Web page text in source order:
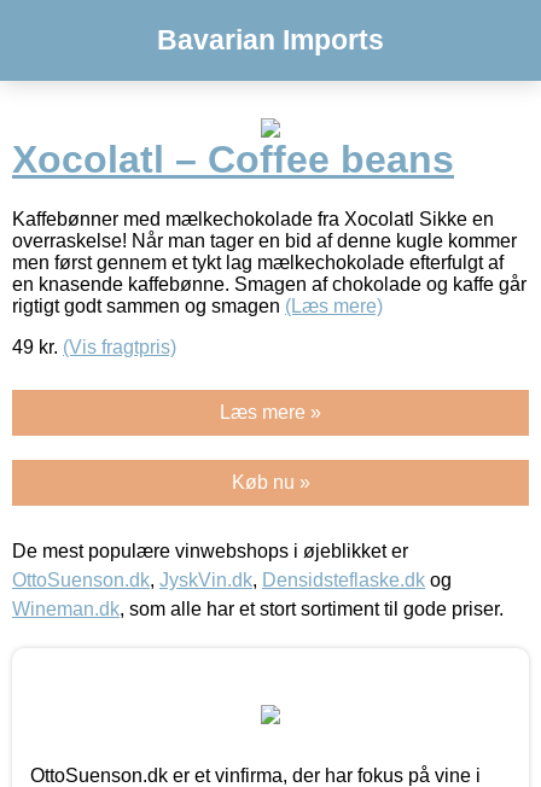
Bavarian Imports
Xocolatl – Coffee beans
Kaffebønner med mælkechokolade fra Xocolatl Sikke en
overraskelse! Når man tager en bid af denne kugle kommer
men først gennem et tykt lag mælkechokolade efterfulgt af
en knasende kaffebønne. Smagen af chokolade og kaffe går
rigtigt godt sammen og smagen (Læs mere)
49 kr. (Vis fragtpris)
Læs mere »
Køb nu »
De mest populære vinwebshops i øjeblikket er
OttoSuenson.dk, JyskVin.dk, Densidsteflaske.dk og
Wineman.dk, som alle har et stort sortiment til gode priser.
OttoSuenson.dk er et vinfirma, der har fokus på vine i